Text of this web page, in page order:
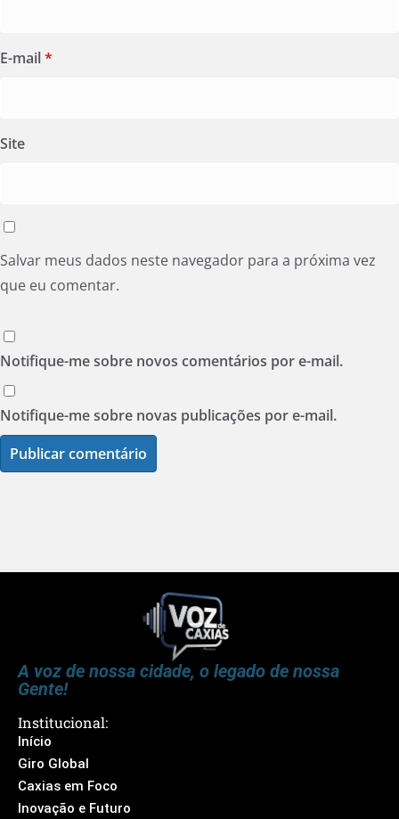
E-mail*
Site
Salvar meus dados neste navegador para a próxima vez
que eu comentar.
Notifique-me sobre novos comentários por e-mail.
Notifique-me sobre novas publicações por e-mail.
A voz de nossa cidade, o legado de nossa
Gente!
Institucional:
Início
Giro Global
Caxias em Foco
Inovação e Futuro